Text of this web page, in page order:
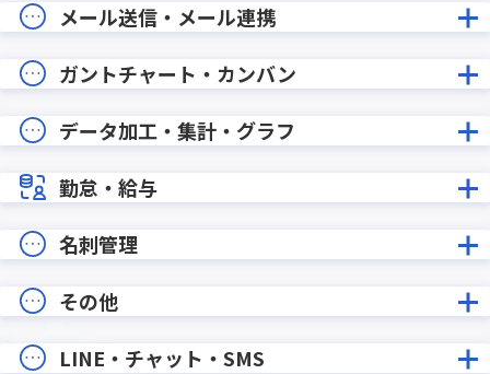
メール送信・メール連携
ガントチャート・カンバン
データ加工・集計・グラフ
勤怠・給与
名刺管理
その他
LINE・チャット・SMS